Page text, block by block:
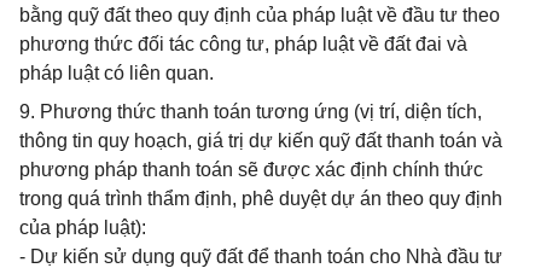
bằng quỹ đất theo quy định của pháp luật về đầu tư theo
phương thức đối tác công tư, pháp luật về đất đai và
pháp luật có liên quan.
9. Phương thức thanh toán tương ứng (vị trí, diện tích,
thông tin quy hoạch, giá trị dự kiến quỹ đất thanh toán và
phương pháp thanh toán sẽ được xác định chính thức
trong quá trình thẩm định, phê duyệt dự án theo quy định
của pháp luật):
- Dự kiến sử dụng quỹ đất để thanh toán cho Nhà đầu tư